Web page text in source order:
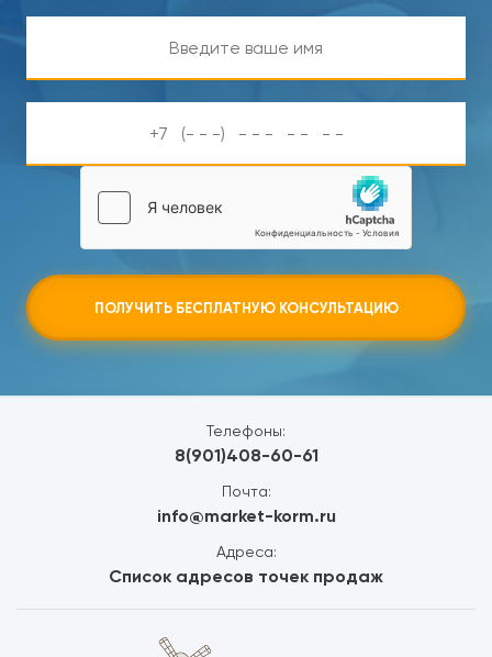
ПОЛУЧИТЬ БЕСПЛАТНУЮ КОНСУЛЬТАЦИЮ
Телефоны:
8(901)408-60-61
Почта:
info@market-korm.ru
Адреса:
Список адресов точек продаж